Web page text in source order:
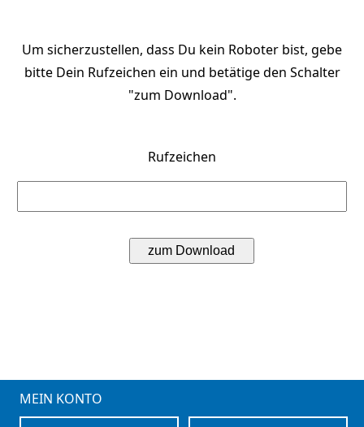
Um sicherzustellen, dass Du kein Roboter bist, gebe
bitte Dein Rufzeichen ein und betätige den Schalter
"zum Download".
Rufzeichen
MEIN KONTO